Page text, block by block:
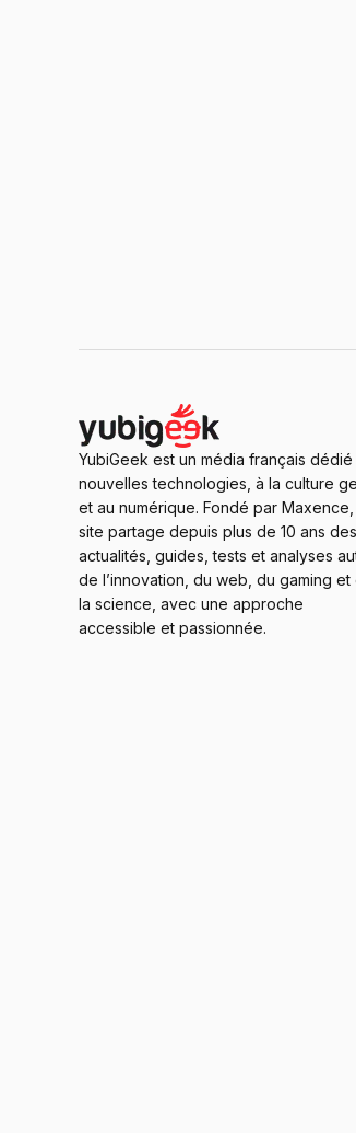
YubiGeek est un média français dédié
nouvelles technologies, à la culture
et au numérique. Fondé par
site partage depuis plus de 10 ans des
actualités, guides, tests et analyses
de l’innovation, du web, du gaming et
la science, avec une approche
accessible et passionnée.